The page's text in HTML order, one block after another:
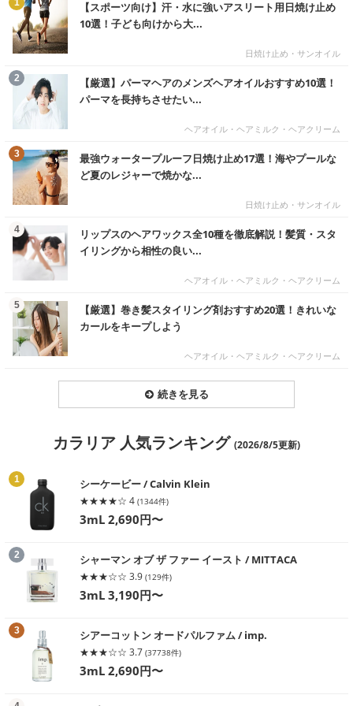
【スポーツ向け】汗・水に強いアスリート用日焼け止め
10選！子ども向けから大...
日焼け止め・サンオイル
1
【厳選】パーマヘアのメンズヘアオイルおすすめ10選！
パーマを長持ちさせたい...
ヘアオイル・ヘアミルク・ヘアクリーム
2
最強ウォータープルーフ日焼け止め17選！海やプールな
ど夏のレジャーで焼かな...
日焼け止め・サンオイル
3
リップスのヘアワックス全10種を徹底解説！髪質・スタ
イリングから相性の良い...
ヘアオイル・ヘアミルク・ヘアクリーム
4
【厳選】巻き髪スタイリング剤おすすめ20選！きれいな
カールをキープしよう
ヘアオイル・ヘアミルク・ヘアクリーム
5
続きを見る
カラリア 人気ランキング (2026/8/5更新)
シーケービー / Calvin Klein
★★★★☆ 4 (1344件)
3mL 2,690円〜
1
シャーマン オブ ザ ファー イースト / MITTACA
★★★☆☆ 3.9 (129件)
3mL 3,190円〜
2
シアーコットン オードパルファム / imp.
★★★☆☆ 3.7 (37738件)
3mL 2,690円〜
3